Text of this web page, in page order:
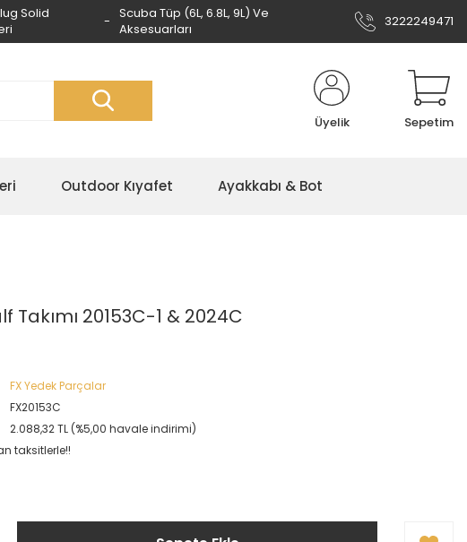
Solid
Scuba Tüp (6L, 6.8L, 9L) Ve
Aksesuarları
3222249471
Üyelik Sepetim
Outdoor Kıyafet Ayakkabı & Bot
Takımı 20153C-1 & 2024C
FX Yedek Parçalar
FX20153C
2.088,32 TL (%5,00 havale indirimi)
taksitlerle!!